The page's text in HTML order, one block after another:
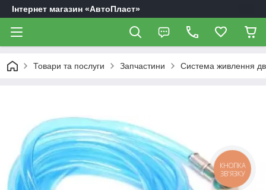
Інтернет магазин «АвтоПласт»
Товари та послуги Запчастини Система живлення
КНОПКА
ЗВ'ЯЗКУ